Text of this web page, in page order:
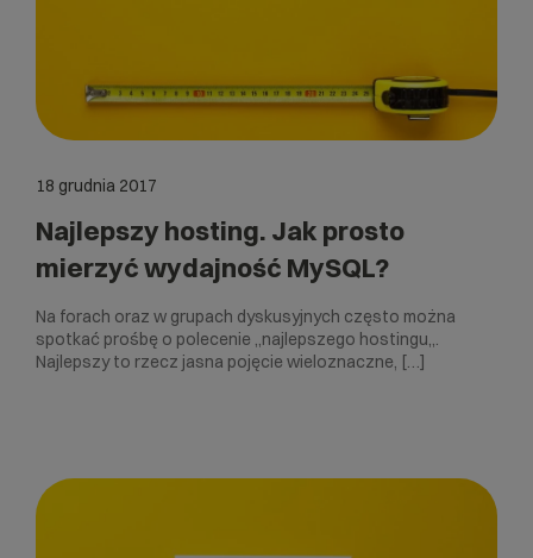
18 grudnia 2017
Najlepszy hosting. Jak prosto
mierzyć wydajność MySQL?
Na forach oraz w grupach dyskusyjnych często można
spotkać prośbę o polecenie „najlepszego hostingu„.
Najlepszy to rzecz jasna pojęcie wieloznaczne, […]